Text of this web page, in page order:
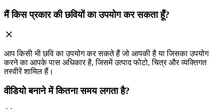
मैं किस प्रकार की छवियों का उपयोग कर सकता हूँ?
आप किसी भी छवि का उपयोग कर सकते हैं जो आपकी है या जिसका उपयोग
करने का आपके पास अधिकार है, जिसमें उत्पाद फोटो, चित्र और व्यक्तिगत
तस्वीरें शामिल हैं।
वीडियो बनाने में कितना समय लगता है?